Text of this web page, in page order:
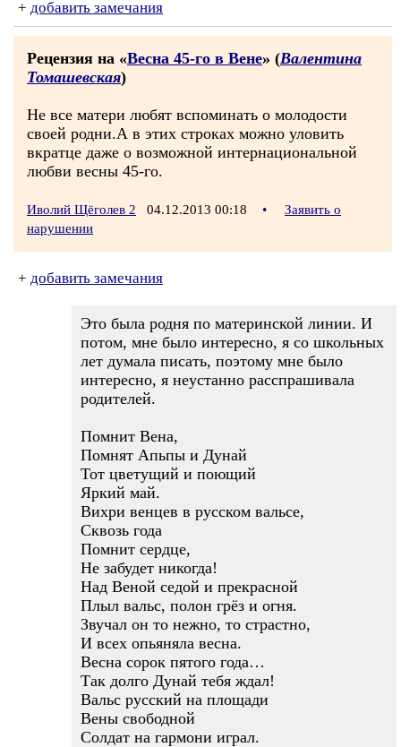
+ добавить замечания
Рецензия на «Весна 45-го в Вене» (Валентина
Томашевская)
Не все матери любят вспоминать о молодости
своей родни.А в этих строках можно уловить
вкратце даже о возможной интернациональной
любви весны 45-го.
Иволий Щёголев 2 04.12.2013 00:18 •
Заявить о
нарушении
+ добавить замечания
Это была родня по материнской линии. И
потом, мне было интересно, я со школьных
лет думала писать, поэтому мне было
интересно, я неустанно расспрашивала
родителей.
Помнит Вена,
Помнят Апьпы и Дунай
Тот цветущий и поющий
Яркий май.
Вихри венцев в русском вальсе,
Сквозь года
Помнит сердце,
Не забудет никогда!
Над Веной седой и прекрасной
Плыл вальс, полон грёз и огня.
Звучал он то нежно, то страстно,
И всех опьяняла весна.
Весна сорок пятого года…
Так долго Дунай тебя ждал!
Вальс русский на площади
Вены свободной
Солдат на гармони играл.